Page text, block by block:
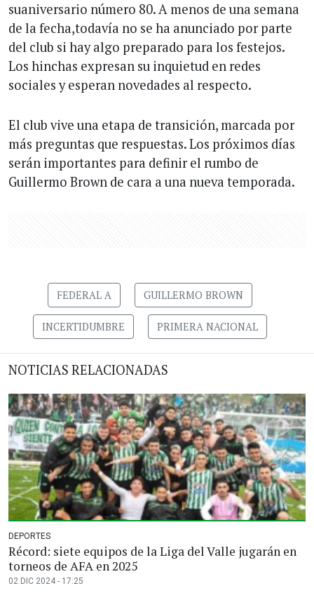
suaniversario número 80. A menos de una semana
de la fecha,todavía no se ha anunciado por parte
del club si hay algo preparado para los festejos.
Los hinchas expresan su inquietud en redes
sociales y esperan novedades al respecto.
El club vive una etapa de transición, marcada por
más preguntas que respuestas. Los próximos días
serán importantes para definir el rumbo de
Guillermo Brown de cara a una nueva temporada.
FEDERAL A GUILLERMO BROWN
INCERTIDUMBRE PRIMERA NACIONAL
NOTICIAS RELACIONADAS
DEPORTES
Récord: siete equipos de la Liga del Valle jugarán en
torneos de AFA en 2025
02 DIC 2024 - 17:25